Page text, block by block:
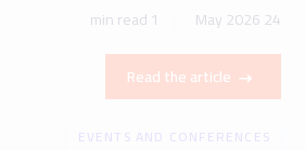
24 May 2026
1 min read
Read the article
EVENTS AND CONFERENCES